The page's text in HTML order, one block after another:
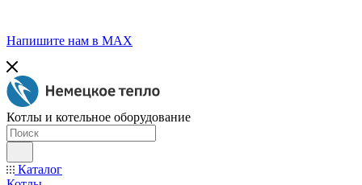
Напишите нам в МАХ
Котлы и котельное оборудование
Каталог